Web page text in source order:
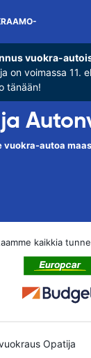
vuokra-
on voimassa 11.
tänään!
vuokra-autoa
kaikkia
Opatija